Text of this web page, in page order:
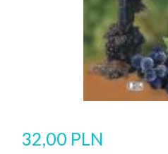
32,00 PLN